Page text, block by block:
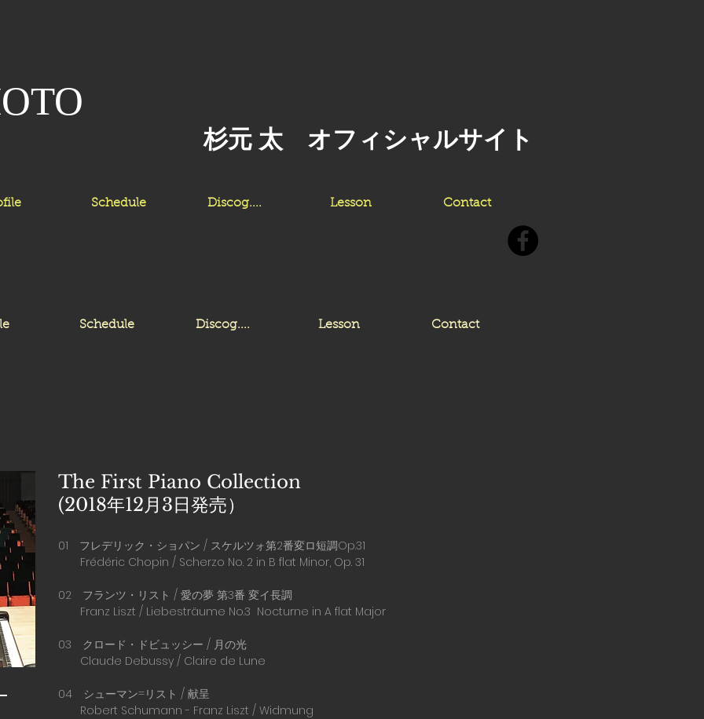
杉元 太 オフィシャルサイト
Schedule Discog.... Lesson Contact
Schedule Discog.... Lesson Contact
The First Piano Collection
(2018年12月3日発売）
01 フレデリック・ショパン / スケルツォ第2番変ロ短調Op.31
Frédéric Chopin / Scherzo No. 2 in B flat Minor, Op. 31
02 フランツ・リスト / 愛の夢 第3番 変イ長調
Franz Liszt / Liebesträume No.3 Nocturne in A flat Major
03 クロード・ドビュッシー / 月の光
Claude Debussy / Claire de Lune
04 シューマン=リスト / 献呈
Robert Schumann - Franz Liszt / Widmung